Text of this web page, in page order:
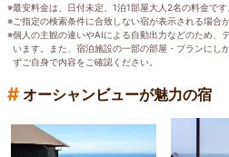
※最安料金は、日付未定、1泊1部屋大人2名の料金です
※ご指定の検索条件に合致しない宿が表示される場合が
※個人の主観の違いやAIによる自動出力などのため、
います。また、宿泊施設の一部の部屋・プランにし
ずご自身で内容をご確認ください。
# オーシャンビューが魅力の宿